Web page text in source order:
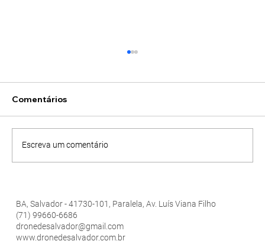
empresas que investem em imagens
para o marketing empresarial
Comentários
Escreva um comentário
BA, Salvador - 41730-101, Paralela, Av. Luís Viana Filho
(71) 99660-6686
dronedesalvador@gmail.com
www.dronedesalvador.com.br